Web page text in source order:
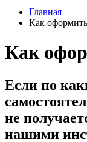
Главная
Как оформить
Как
Если по
не
нашими